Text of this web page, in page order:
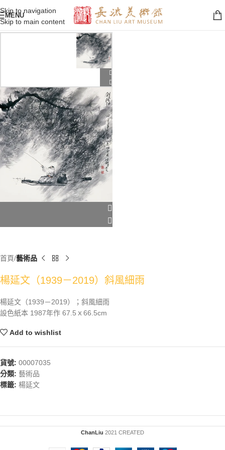
Skip to navigation
Skip to main content
MENU
首頁 藝術品
楊延文（1939－2019）斜風細雨
楊延文（1939－2019）；斜風細雨
設色紙本 1987年作 67.5ｘ66.5cm
Add to wishlist
貨號: 00007035
分類: 藝術品
標籤: 楊延文
ChanLiu 2021 CREATED